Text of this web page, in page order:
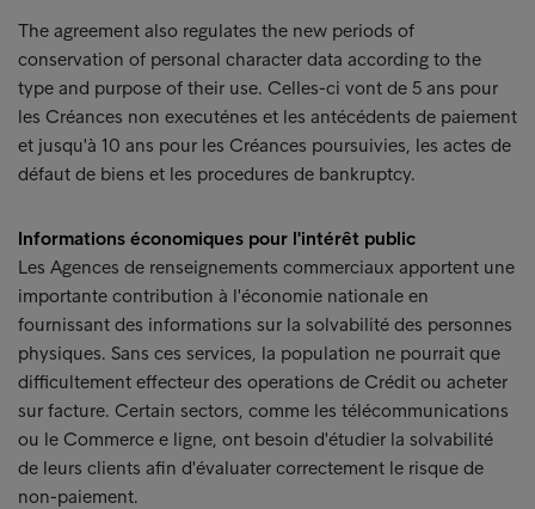
The agreement also regulates the new periods of
conservation of personal character data according to the
type and purpose of their use. Celles-ci vont de 5 ans pour
les Créances non executénes et les antécédents de paiement
et jusqu'à 10 ans pour les Créances poursuivies, les actes de
défaut de biens et les procedures de bankruptcy.
Informations économiques pour l'intérêt public
Les Agences de renseignements commerciaux apportent une
importante contribution à l'économie nationale en
fournissant des informations sur la solvabilité des personnes
physiques. Sans ces services, la population ne pourrait que
difficultement effecteur des operations de Crédit ou acheter
sur facture. Certain sectors, comme les télécommunications
ou le Commerce e ligne, ont besoin d'étudier la solvabilité
de leurs clients afin d'évaluater correctement le risque de
non-paiement.